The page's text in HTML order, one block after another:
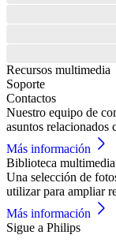
Recursos multimedia
Soporte
Contactos
Nuestro equipo de
asuntos relacionados
Más información
Biblioteca multimedia
Una selección de
utilizar para ampliar
Más información
Sigue a Philips